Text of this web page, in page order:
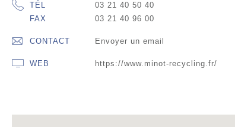
TÉL
03 21 40 50 40
FAX
03 21 40 96 00
CONTACT Envoyer un email
WEB https://www.minot-recycling.fr/